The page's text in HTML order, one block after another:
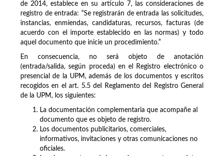
de 2014, establece en su artículo 7, las consideraciones de
registro de entrada: “Se registrarán de entrada las solicitudes,
instancias, enmiendas, candidaturas, recursos, facturas (de
acuerdo con el importe establecido en las normas) y todo
aquel documento que inicie un procedimiento.”
En consecuencia, no será objeto de anotación
(entrada/salida, según proceda) en el Registro electrónico o
presencial de la UPM, además de los documentos y escritos
recogidos en el art. 5.5 del Reglamento del Registro General
de la UPM, los siguientes:
La documentación complementaria que acompañe al
documento que es objeto de registro.
Los documentos publicitarios, comerciales,
informativos, invitaciones y otras comunicaciones no
oficiales.